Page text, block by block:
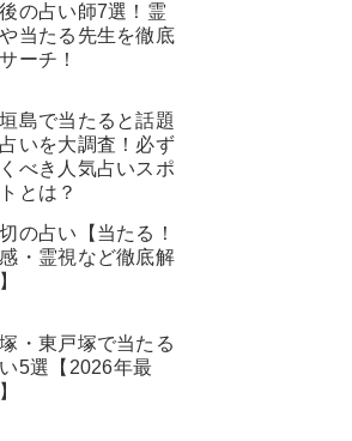
ぴ先生が徹底解
の占い師7選！霊
当たる先生を徹底
ーチ！
島で当たると話題
いを大調査！必ず
べき人気占いスポ
とは？
の占い【当たる！
・霊視など徹底解
・東戸塚で当たる
5選【2026年最